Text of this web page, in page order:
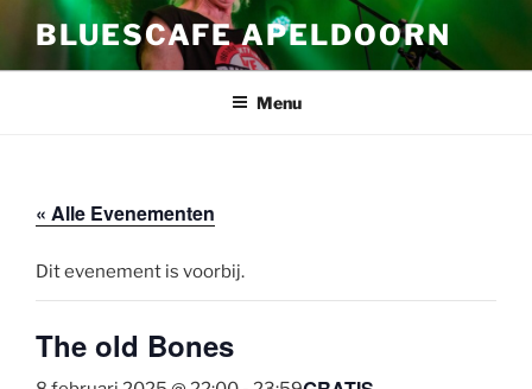
de
BLUESCAFE APELDOORN
Menu
« Alle Evenementen
Dit evenement is voorbij.
The old Bones